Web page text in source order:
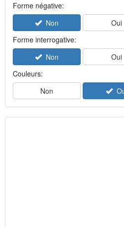
Forme négative:
Non
Oui
Forme interrogative:
Non
Oui
Couleurs:
Non